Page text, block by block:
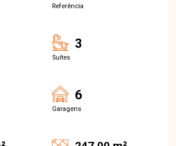
Referência
3
Suítes
6
Garagens